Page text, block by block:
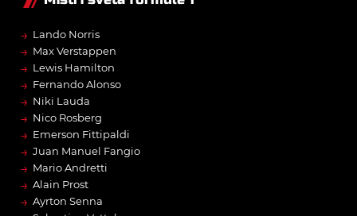
→ Lando Norris
→ Max Verstappen
→ Lewis Hamilton
→ Fernando Alonso
→ Niki Lauda
→ Nico Rosberg
→ Emerson Fittipaldi
→ Juan Manuel Fangio
→ Mario Andretti
→ Alain Prost
→ Ayrton Senna